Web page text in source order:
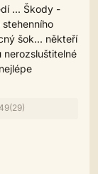
... Škody -
šok... někteří
nerozsluštitelné